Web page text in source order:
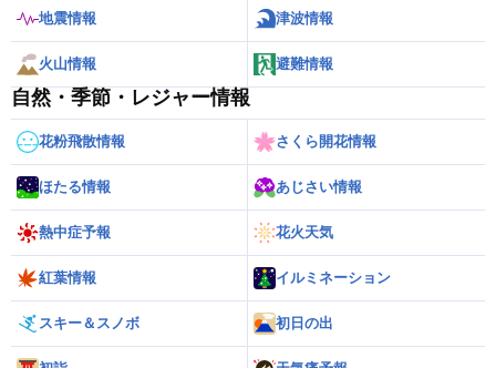
地震情報 津波情報
火山情報 避難情報
自然・季節・レジャー情報
花粉飛散情報 さくら開花情報
ほたる情報 あじさい情報
熱中症予報 花火天気
紅葉情報 イルミネーション
スキー＆スノボ 初日の出